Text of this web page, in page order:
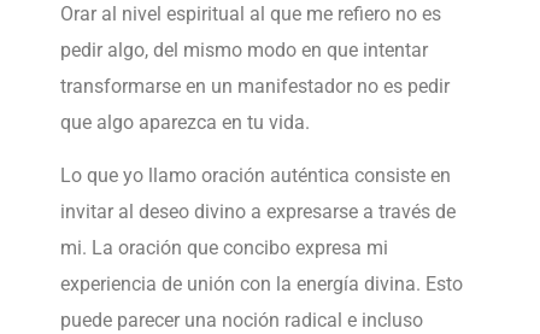
Orar al nivel espiritual al que me refiero no es
pedir algo, del mismo modo en que intentar
transformarse en un manifestador no es pedir
que algo aparezca en tu vida.
Lo que yo llamo oración auténtica consiste en
invitar al deseo divino a expresarse a través de
mi. La oración que concibo expresa mi
experiencia de unión con la energía divina. Esto
puede parecer una noción radical e incluso